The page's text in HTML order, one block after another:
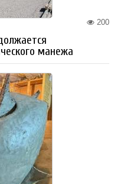
200
манежа